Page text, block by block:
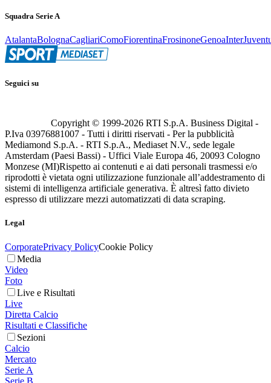
Squadra Serie A
AtalantaBolognaCagliariComoFiorentinaFrosinoneGenoaInter
Seguici su
Copyright © 1999-2026 RTI S.p.A. Business Digital -
P.Iva 03976881007 - Tutti i diritti riservati - Per la pubblicità
Mediamond S.p.A. - RTI S.p.A., Mediaset N.V., sede legale
Amsterdam (Paesi Bassi) - Uffici Viale Europa 46, 20093 Cologno
Monzese (MI)Rispetto ai contenuti e ai dati personali trasmessi e/o
riprodotti è vietata ogni utilizzazione funzionale all’addestramento di
sistemi di intelligenza artificiale generativa. È altresì fatto divieto
espresso di utilizzare mezzi automatizzati di data scraping.
Legal
CorporatePrivacy PolicyCookie Policy
Media
Video
Foto
Live e Risultati
Live
Diretta Calcio
Risultati e Classifiche
Sezioni
Calcio
Mercato
Serie A
Serie B